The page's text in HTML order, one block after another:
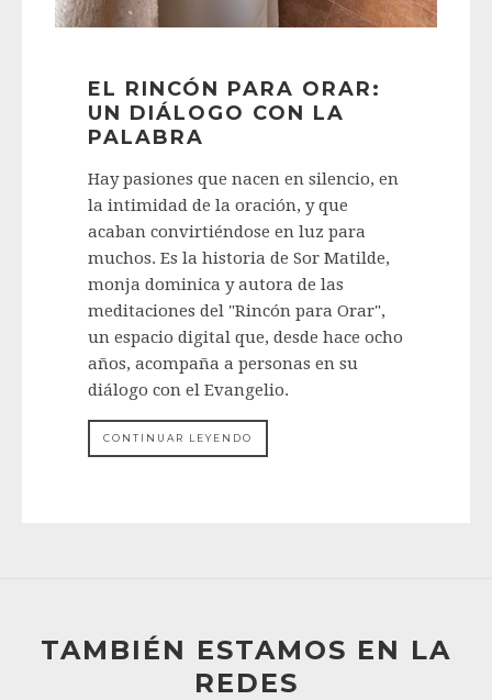
EL RINCÓN PARA ORAR:
UN DIÁLOGO CON LA
PALABRA
Hay pasiones que nacen en silencio, en
la intimidad de la oración, y que
acaban convirtiéndose en luz para
muchos. Es la historia de Sor Matilde,
monja dominica y autora de las
meditaciones del "Rincón para Orar",
un espacio digital que, desde hace ocho
años, acompaña a personas en su
diálogo con el Evangelio.
CONTINUAR LEYENDO
TAMBIÉN ESTAMOS EN LA
REDES